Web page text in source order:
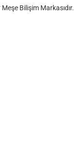
Bilişim Markasıdır.